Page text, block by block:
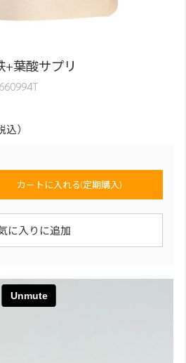
+葉酸サプリ
込）
カートに入れる(定期購入)
に入りに追加